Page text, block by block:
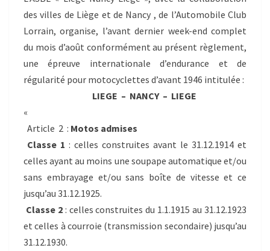
des villes de Liège et de Nancy , de l’Automobile Club
Lorrain, organise, l’avant dernier week-end complet
du mois d’août conformément au présent règlement,
une épreuve internationale d’endurance et de
régularité pour motocyclettes d’avant 1946 intitulée :
LIEGE – NANCY – LIEGE
«
Article 2 : Motos admises
Classe 1 : celles construites avant le 31.12.1914 et
celles ayant au moins une soupape automatique et/ou
sans embrayage et/ou sans boîte de vitesse et ce
jusqu’au 31.12.1925.
Classe 2: celles construites du 1.1.1915 au 31.12.1923
et celles à courroie (transmission secondaire) jusqu’au
31.12.1930.